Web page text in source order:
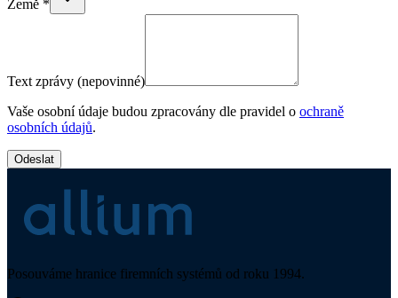
Země *
Text zprávy (nepovinné)
Vaše osobní údaje budou zpracovány dle pravidel o ochraně
osobních údajů.
Odeslat
Posouváme hranice firemních systémů od roku 1994.